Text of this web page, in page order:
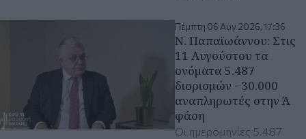
Πέμπτη 06 Αυγ 2026, 17:36
N. Παπαϊωάννου: Στις
11 Αυγούστου τα
ονόματα 5.487
διορισμών - 30.000
αναπληρωτές στην Ά
φάση
Οι ημερομηνίες 5.487